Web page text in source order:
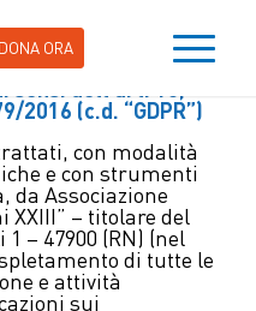
DONA ORA
2016 (c.d. “GDPR”)
con modalità
e con strumenti
da Associazione
XXIII” – titolare del
– 47900 (RN) (nel
di tutte le
e attività
sui